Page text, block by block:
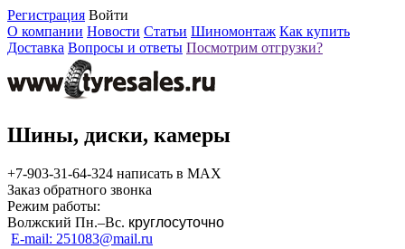
Регистрация Войти
О компании Новости Статьи Шиномонтаж Как купить
Доставка Вопросы и ответы Посмотрим отгрузки?
Шины, диски, камеры
+7-903-31-64-324 написать в MAX
Заказ обратного звонка
Режим работы:
Волжский Пн.–Вс. круглосуточно
E-mail: 251083@mail.ru